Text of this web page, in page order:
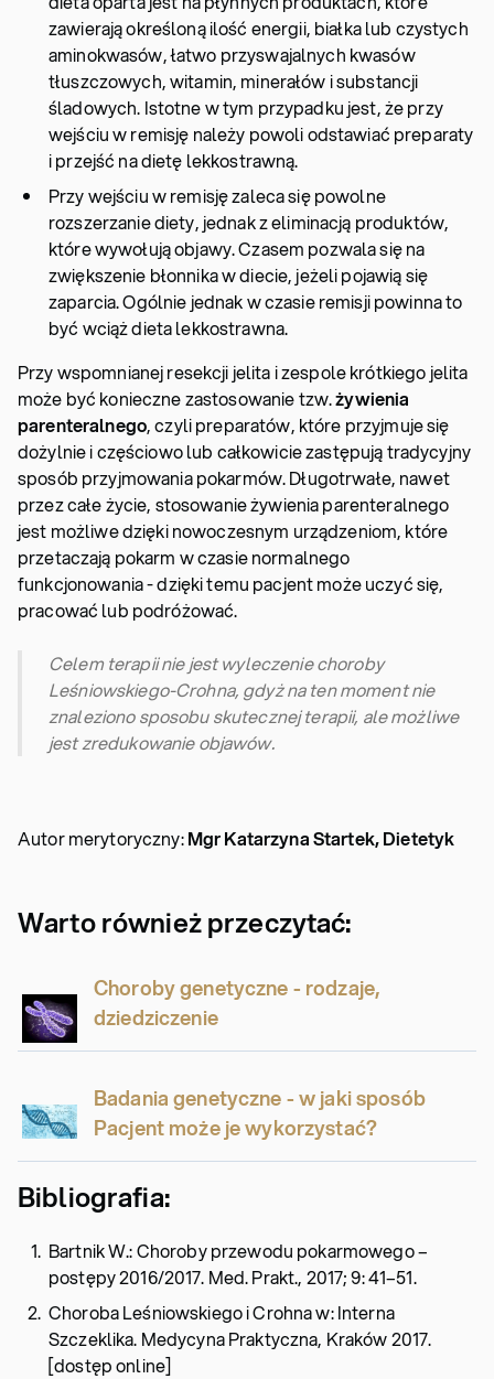
zawierają określoną ilość energii, białka lub czystych
aminokwasów, łatwo przyswajalnych kwasów
tłuszczowych, witamin, minerałów i substancji
śladowych. Istotne w tym przypadku jest, że przy
wejściu w remisję należy powoli odstawiać preparaty
i przejść na dietę lekkostrawną.
Przy wejściu w remisję zaleca się powolne
rozszerzanie diety, jednak z eliminacją produktów,
które wywołują objawy. Czasem pozwala się na
zwiększenie błonnika w diecie, jeżeli pojawią się
zaparcia. Ogólnie jednak w czasie remisji powinna to
być wciąż dieta lekkostrawna.
Przy wspomnianej resekcji jelita i zespole krótkiego jelita
może być konieczne zastosowanie tzw.żywienia
parenteralnego, czyli preparatów, które przyjmuje się
dożylnie i częściowo lub całkowicie zastępują tradycyjny
sposób przyjmowania pokarmów. Długotrwałe, nawet
przez całe życie, stosowanie żywienia parenteralnego
jest możliwe dzięki nowoczesnym urządzeniom, które
przetaczają pokarm w czasie normalnego
funkcjonowania - dzięki temu pacjent może uczyć się,
pracować lub podróżować.
Celem terapii nie jest wyleczeniechoroby
Leśniowskiego-Crohna, gdyż na ten moment nie
znaleziono sposobu skutecznej terapii, ale możliwe
jest zredukowanie objawów.
Autor merytoryczny:Mgr Katarzyna Startek, Dietetyk
Warto również przeczytać:
Choroby genetyczne - rodzaje,
dziedziczenie
Badania genetyczne - w jaki sposób
Pacjent może je wykorzystać?
Bibliografia:
Bartnik W.: Choroby przewodu pokarmowego –
postępy 2016/2017. Med. Prakt., 2017; 9: 41–51.
Choroba Leśniowskiego i Crohna w: Interna
Szczeklika. Medycyna Praktyczna, Kraków 2017.
[dostęp online]